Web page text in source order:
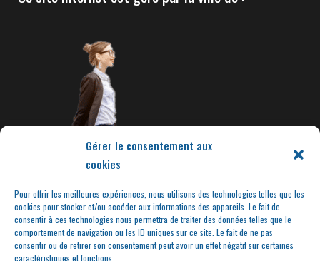
Gérer le consentement aux
cookies
Pour offrir les meilleures expériences, nous utilisons des technologies telles que les
cookies pour stocker et/ou accéder aux informations des appareils. Le fait de
consentir à ces technologies nous permettra de traiter des données telles que le
comportement de navigation ou les ID uniques sur ce site. Le fait de ne pas
consentir ou de retirer son consentement peut avoir un effet négatif sur certaines
caractéristiques et fonctions.